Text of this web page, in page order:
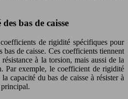
bas de caisse
de rigidité spécifiques pour
de caisse. Ces coefficients tiennent
à la torsion, mais aussi de la
Par exemple, le coefficient de rigidité
capacité du bas de caisse à résister à